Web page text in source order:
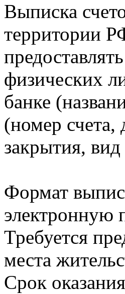
Выписка
территории
физических
банке
(номер счета,
закрытия, вид
Формат
электронную
Требуется
места
Срок